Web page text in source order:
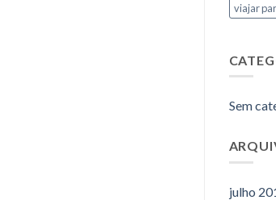
viajar
Sem
julho